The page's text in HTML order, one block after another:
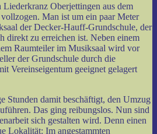
Oberjettingen aus dem
Man ist um ein paar Meter
der Decker-Hauff-Grundschule, der
direkt zu erreichen ist. Neben einem
Raumteiler im Musiksaal wird vor
der Grundschule durch die
Vereinseigentum geeignet gelagert
Stunden damit beschäftigt, den Umzug
Das ging reibungslos. Nun sind
sich gestalten wird. Denn einen
Lokalität: Im angestammten